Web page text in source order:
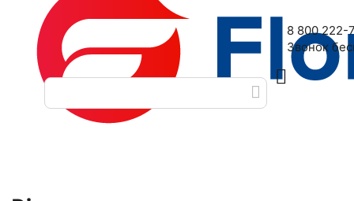
Наш адрес: 2-я Дубровская улица, 6
8 800 222-
Звонок